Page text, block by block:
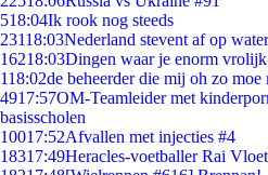
518:04Ik rook nog steeds
23118:03Nederland stevent af op
16218:03Dingen waar je enorm
118:02de beheerder die mij oh zo moe
4917:57OM-Teamleider met
basisscholen
10017:52Afvallen met injecties #4
18317:49Heracles-voetballer Rai